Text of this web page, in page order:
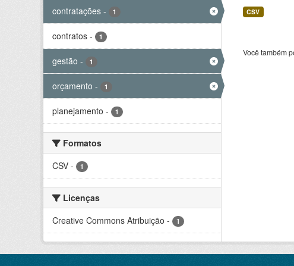
contratações - 1
contratos - 1
gestão - 1
orçamento - 1
planejamento - 1
Formatos
CSV - 1
Licenças
Creative Commons Atribuição - 1
CSV
Você também